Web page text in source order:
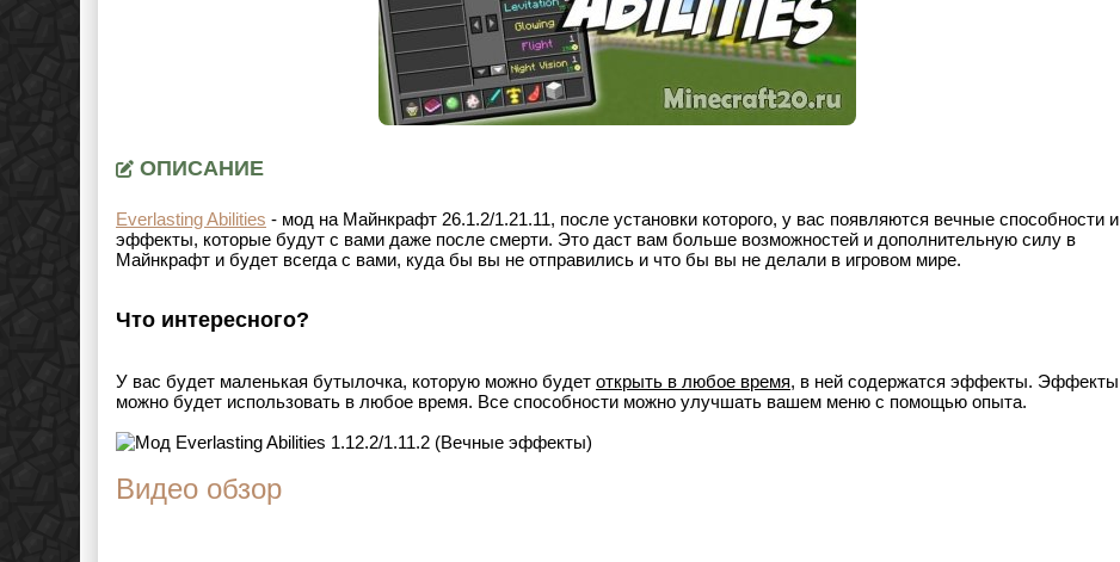
ОПИСАНИЕ
Everlasting Abilities - мод на Майнкрафт 26.1.2/1.21.11, после установки которого, у вас появляются вечные способности и
эффекты, которые будут с вами даже после смерти. Это даст вам больше возможностей и дополнительную силу в
Майнкрафт и будет всегда с вами, куда бы вы не отправились и что бы вы не делали в игровом мире.
Что интересного?
У вас будет маленькая бутылочка, которую можно будет открыть в любое время, в ней содержатся эффекты. Эффекты
можно будет использовать в любое время. Все способности можно улучшать вашем меню с помощью опыта.
Видео обзор